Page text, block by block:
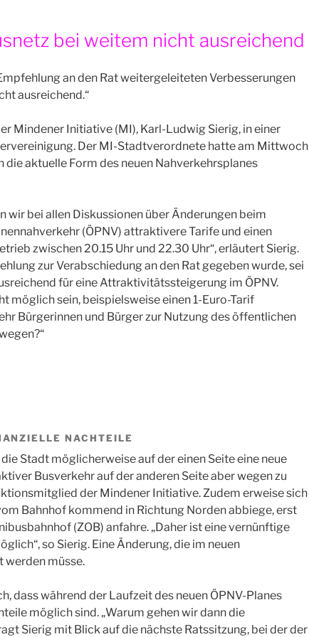
bei weitem nicht ausreichend
an den Rat weitergeleiteten Verbesserungen
ausreichend.“
Mindener Initiative (MI), Karl-Ludwig Sierig, in einer
Der MI-Stadtverordnete hatte am Mittwoch
die aktuelle Form des neuen Nahverkehrsplanes
wir bei allen Diskussionen über Änderungen beim
(ÖPNV) attraktivere Tarife und einen
zwischen 20.15 Uhr und 22.30 Uhr“, erläutert Sierig.
zur Verabschiedung an den Rat gegeben wurde, sei
für eine Attraktivitätssteigerung im ÖPNV.
möglich sein, beispielsweise einen 1-Euro-Tarif
Bürgerinnen und Bürger zur Nutzung des öffentlichen
NACHTEILE
Stadt möglicherweise auf der einen Seite eine neue
Busverkehr auf der anderen Seite aber wegen zu
der Mindener Initiative. Zudem erweise sich
Bahnhof kommend in Richtung Norden abbiege, erst
(ZOB) anfahre. „Daher ist eine vernünftige
so Sierig. Eine Änderung, die im neuen
werden müsse.
dass während der Laufzeit des neuen ÖPNV-Planes
möglich sind. „Warum gehen wir dann die
Sierig mit Blick auf die nächste Ratssitzung, bei der der